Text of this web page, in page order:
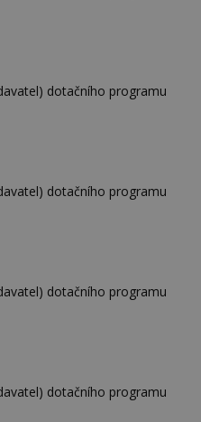
dotačního programu
dotačního programu
dotačního programu
dotačního programu